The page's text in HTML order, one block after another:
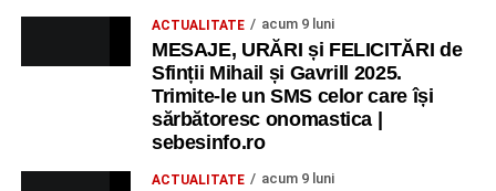
ACTUALITATE acum 9 luni
MESAJE, URĂRI și FELICITĂRI de
Sfinții Mihail și Gavrill 2025.
Trimite-le un SMS celor care își
sărbătoresc onomastica |
sebesinfo.ro
ACTUALITATE acum 9 luni